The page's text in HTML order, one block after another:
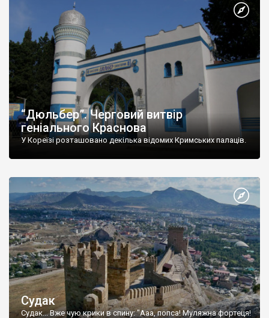
“Дюльбер”. Черговий витвір
геніального Краснова
У Кореїзі розташовано декілька відомих Кримських палаців.
Судак
Судак... Вже чую крики в спину: "Ааа, попса! Муляжна фортеця!